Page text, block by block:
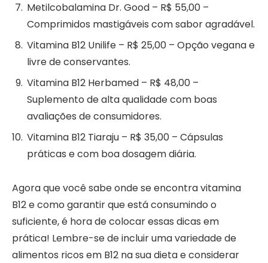
Metilcobalamina Dr. Good – R$ 55,00 –
Comprimidos mastigáveis com sabor agradável.
Vitamina B12 Unilife – R$ 25,00 – Opção vegana e
livre de conservantes.
Vitamina B12 Herbamed – R$ 48,00 –
Suplemento de alta qualidade com boas
avaliações de consumidores.
Vitamina B12 Tiaraju – R$ 35,00 – Cápsulas
práticas e com boa dosagem diária.
Agora que você sabe onde se encontra vitamina
B12 e como garantir que está consumindo o
suficiente, é hora de colocar essas dicas em
prática! Lembre-se de incluir uma variedade de
alimentos ricos em B12 na sua dieta e considerar